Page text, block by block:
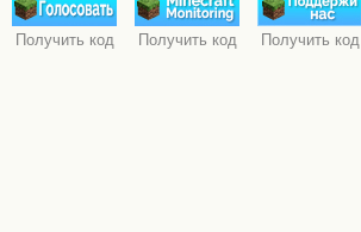
Получить код Получить код Получить код